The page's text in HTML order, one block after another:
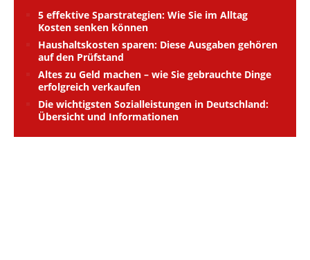
5 effektive Sparstrategien: Wie Sie im Alltag
Kosten senken können
Haushaltskosten sparen: Diese Ausgaben gehören
auf den Prüfstand
Altes zu Geld machen – wie Sie gebrauchte Dinge
erfolgreich verkaufen
Die wichtigsten Sozialleistungen in Deutschland:
Übersicht und Informationen